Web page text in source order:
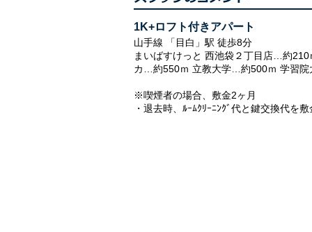
1K+ロフト付きアパート
山手線 「目白」駅 徒歩8分
まいばすけっと 西池袋２丁目店…約
カ…約550ｍ 立教大学…約500ｍ 学習
※喫煙者の場合、敷金2ヶ月
・退去時、ﾙｰﾑｸﾘｰﾆﾝｸﾞ代と鍵交換代